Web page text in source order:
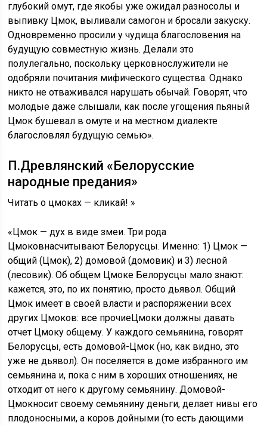
глубокий омут, где якобы уже ожидал разносолы и
выпивку Цмок, выливали самогон и бросали закуску.
Одновременно просили у чудища благословения на
будущую совместную жизнь. Делали это
полулегально, поскольку церковнослужители не
одобряли почитания мифического существа. Однако
никто не отваживался нарушать обычай. Говорят, что
молодые даже слышали, как после угощения пьяный
Цмок бушевал в омуте и на местном диалекте
благословлял будущую семью».
П.Древлянский «Белорусские
народные предания»
Читать о цмоках — кликай! »
«Цмок — дух в виде змеи. Три рода
Цмоковнасчитывают Белорусцы. Именно: 1) Цмок —
общий (Цмок), 2) домовой (домовик) и 3) лесной
(лесовик). Об общем Цмоке Белорусцы мало знают:
кажется, это, по их понятию, просто дьявол. Общий
Цмок имеет в своей власти и распоряжении всех
других Цмоков: все прочиеЦмоки должны давать
отчет Цмоку общему. У каждого семьянина, говорят
Белорусцы, есть домовой-Цмок (но, как видно, это
уже не дьявол). Он поселяется в доме избранного им
семьянина и, пока с ним в хороших отношениях, не
отходит от него к другому семьянину. Домовой-
Цмокносит своему семьянину деньги, делает нивы его
плодоносными, а коров дойными (то есть дающими